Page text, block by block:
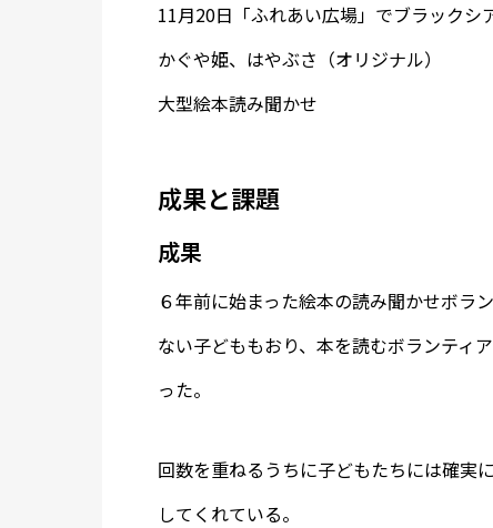
11月20日「ふれあい広場」でブラックシ
かぐや姫、はやぶさ（オリジナル）
大型絵本読み聞かせ
成果と課題
成果
６年前に始まった絵本の読み聞かせボラ
ない子どももおり、本を読むボランティ
った。
回数を重ねるうちに子どもたちには確実
してくれている。